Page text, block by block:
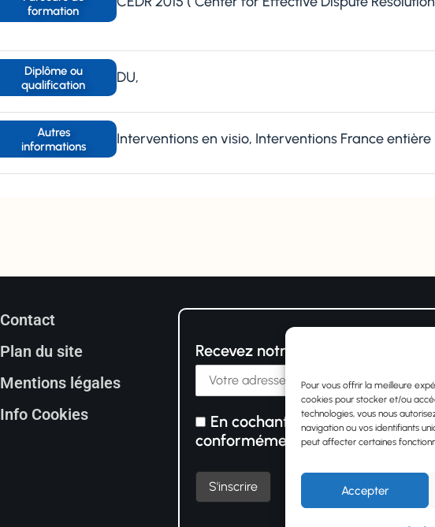
Pour vous offrir la meilleure
cookies pour stocker et/ou
technologies, vous nous
navigation ou vos identifiants
peut affecter certaines
Accepter
formation
Diplôme ou
qualification
DU,
Autres
informations
Interventions en visio, Interventions France entière
Contact
Plan du site
Mentions légales
Info Cookies
Recevez notre newsletter
En cochant cette case,
conformément au RGPD